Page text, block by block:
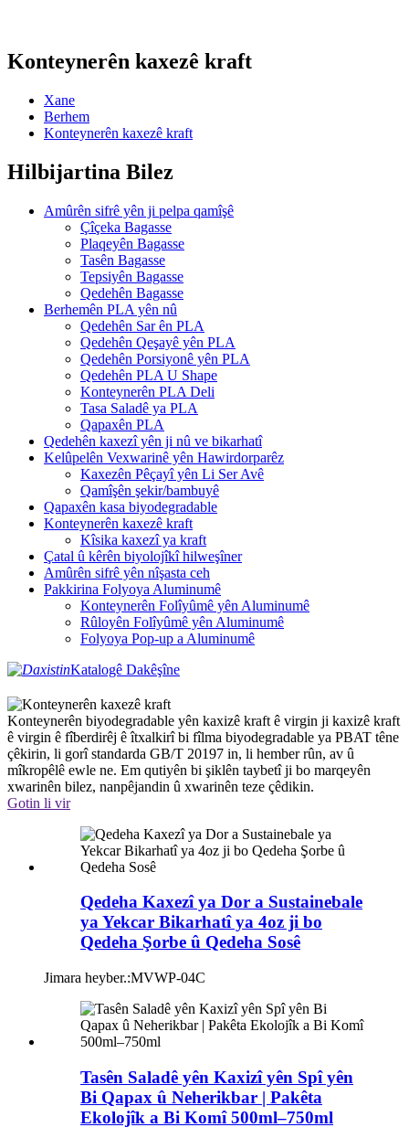
Konteynerên kaxezê kraft
Xane
Berhem
Konteynerên kaxezê kraft
Hilbijartina Bilez
Amûrên sifrê yên ji pelpa qamîşê
Çîçeka Bagasse
Plaqeyên Bagasse
Tasên Bagasse
Tepsiyên Bagasse
Qedehên Bagasse
Berhemên PLA yên nû
Qedehên Sar ên PLA
Qedehên Qeşayê yên PLA
Qedehên Porsiyonê yên PLA
Qedehên PLA U Shape
Konteynerên PLA Deli
Tasa Saladê ya PLA
Qapaxên PLA
Qedehên kaxezî yên ji nû ve bikarhatî
Kelûpelên Vexwarinê yên Hawirdorparêz
Kaxezên Pêçayî yên Li Ser Avê
Qamîşên şekir/bambuyê
Qapaxên kasa biyodegradable
Konteynerên kaxezê kraft
Kîsika kaxezî ya kraft
Çatal û kêrên biyolojîkî hilweşîner
Amûrên sifrê yên nîşasta ceh
Pakkirina Folyoya Aluminumê
Konteynerên Folîyûmê yên Aluminumê
Rûloyên Folîyûmê yên Aluminumê
Folyoya Pop-up a Aluminumê
Katalogê Dakêşîne
Konteynerên biyodegradable yên kaxizê kraft ê virgin ji kaxizê kraft
ê virgin ê fîberdirêj ê îtxalkirî bi fîlma biyodegradable ya PBAT têne
çêkirin, li gorî standarda GB/T 20197 in, li hember rûn, av û
mîkropêlê ewle ne. Em qutiyên bi şiklên taybetî ji bo marqeyên
xwarinên bilez, nanpêjandin û xwarinên teze çêdikin.
Gotin li vir
Qedeha Kaxezî ya Dor a Sustainebale
ya Yekcar Bikarhatî ya 4oz ji bo
Qedeha Şorbe û Qedeha Sosê
Jimara heyber.:MVWP-04C
Tasên Saladê yên Kaxizî yên Spî yên
Bi Qapax û Neherikbar | Pakêta
Ekolojîk a Bi Komî 500ml–750ml